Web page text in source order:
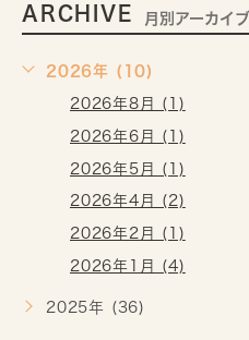
ARCHIVE 月別アーカイブ
2026年 (10)
2026年8月 (1)
2026年6月 (1)
2026年5月 (1)
2026年4月 (2)
2026年2月 (1)
2026年1月 (4)
2025年 (36)